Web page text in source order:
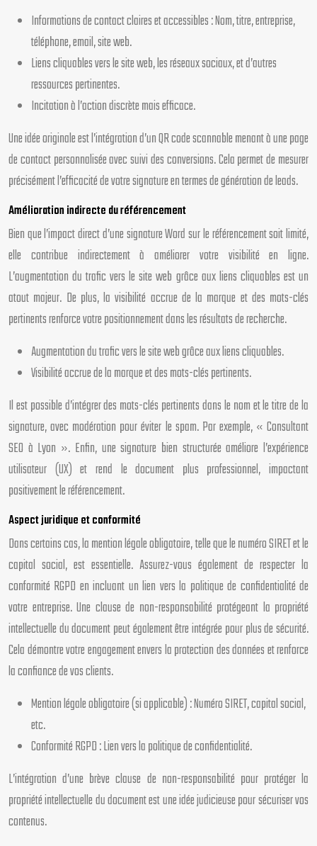
Informations de contact claires et accessibles : Nom, titre, entreprise,
téléphone, email, site web.
Liens cliquables vers le site web, les réseaux sociaux, et d’autres
ressources pertinentes.
Incitation à l’action discrète mais efficace.
Une idée originale est l’intégration d’un QR code scannable menant à une page
de contact personnalisée avec suivi des conversions. Cela permet de mesurer
précisément l’efficacité de votre signature en termes de génération de leads.
Amélioration indirecte du référencement
Bien que l’impact direct d’une signature Word sur le référencement soit limité,
elle contribue indirectement à améliorer votre visibilité en ligne.
L’augmentation du trafic vers le site web grâce aux liens cliquables est un
atout majeur. De plus, la visibilité accrue de la marque et des mots-clés
pertinents renforce votre positionnement dans les résultats de recherche.
Augmentation du trafic vers le site web grâce aux liens cliquables.
Visibilité accrue de la marque et des mots-clés pertinents.
Il est possible d’intégrer des mots-clés pertinents dans le nom et le titre de la
signature, avec modération pour éviter le spam. Par exemple, « Consultant
SEO à Lyon ». Enfin, une signature bien structurée améliore l’expérience
utilisateur (UX) et rend le document plus professionnel, impactant
positivement le référencement.
Aspect juridique et conformité
Dans certains cas, la mention légale obligatoire, telle que le numéro SIRET et le
capital social, est essentielle. Assurez-vous également de respecter la
conformité RGPD en incluant un lien vers la politique de confidentialité de
votre entreprise. Une clause de non-responsabilité protégeant la propriété
intellectuelle du document peut également être intégrée pour plus de sécurité.
Cela démontre votre engagement envers la protection des données et renforce
la confiance de vos clients.
Mention légale obligatoire (si applicable) : Numéro SIRET, capital social,
etc.
Conformité RGPD : Lien vers la politique de confidentialité.
L’intégration d’une brève clause de non-responsabilité pour protéger la
propriété intellectuelle du document est une idée judicieuse pour sécuriser vos
contenus.